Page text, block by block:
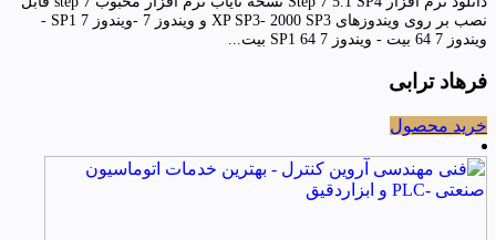
نصب بر روی ویندوزهای XP SP3- 2000 SP3 و ویندوز 7 -ویندوز 7 SP1 -
ویندوز 7 64 بیت - ویندوز 7 SP1 64 بیت...
فرهاد ترابی
خرید محصول